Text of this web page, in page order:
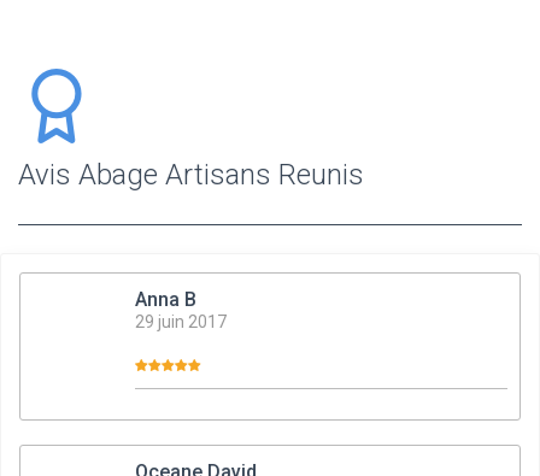
Avis Abage Artisans Reunis
Anna B
29 juin 2017
Oceane David